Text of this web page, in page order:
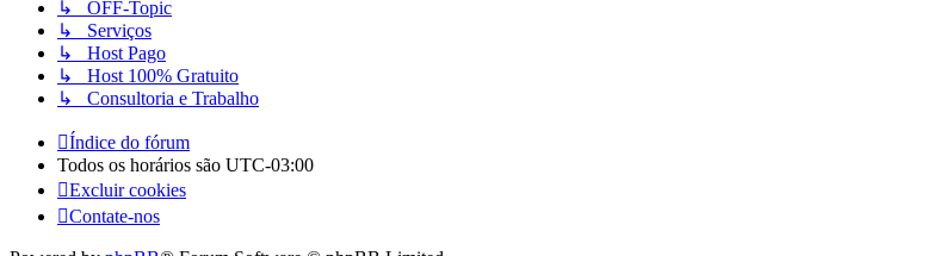
↳ OFF-Topic
↳ Serviços
↳ Host Pago
↳ Host 100% Gratuito
↳ Consultoria e Trabalho
Índice do fórum
Todos os horários são UTC-03:00
Excluir cookies
Contate-nos